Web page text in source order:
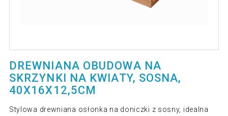
DREWNIANA OBUDOWA NA
SKRZYNKI NA KWIATY, SOSNA,
40X16X12,5CM
Stylowa drewniana osłonka na doniczki z sosny, idealna